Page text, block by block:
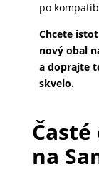
po
Chcete
nový obal
a doprajte
skvelo.
na